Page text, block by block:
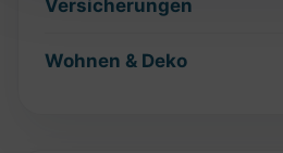
Versicherungen
Wohnen & Deko